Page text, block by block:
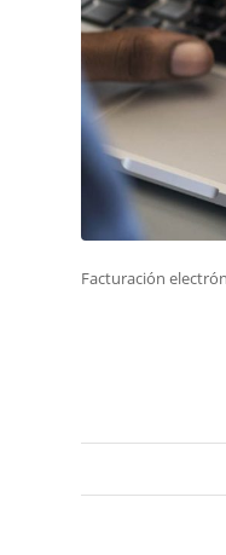
Facturación